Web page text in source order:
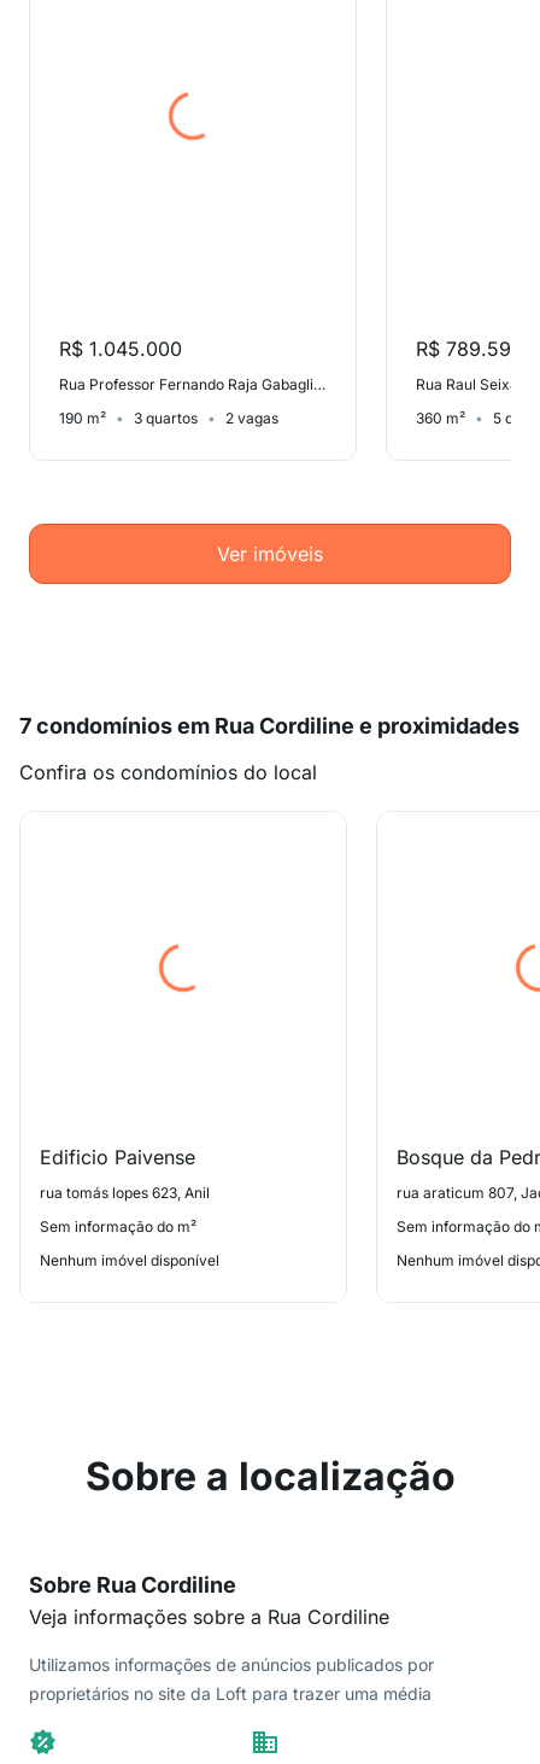
R$ 1.045.000
Rua Professor Fernando Raja Gabaglia, Anil
190 m²
3 quartos 2 vagas
R$ 789.594
360 m² 5
Ver imóveis
7 condomínios em Rua Cordiline e proximidades
Confira os condomínios do local
Edificio Paivense
rua tomás lopes 623, Anil
Sem informação do m²
Nenhum imóvel disponível
Bosque da
rua araticum 807,
Sem informação do
Nenhum imóvel
Sobre a localização
Sobre Rua Cordiline
Veja informações sobre a Rua Cordiline
Utilizamos informações de anúncios publicados por
proprietários no site da Loft para trazer uma média